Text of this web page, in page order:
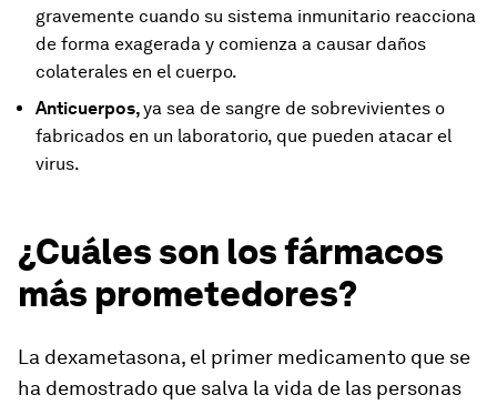
gravemente cuando su sistema inmunitario reacciona
de forma exagerada y comienza a causar daños
colaterales en el cuerpo.
Anticuerpos,ya sea de sangre de sobrevivientes o
fabricados en un laboratorio, que pueden atacar el
virus.
¿Cuáles son los fármacos
más prometedores?
La dexametasona, el primer medicamento que se
ha demostrado que salva la vida de las personas